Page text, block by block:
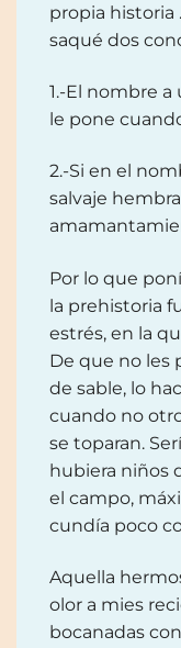
propia historia
saqué dos
1.-El nombre
le pone
2.-Si en el
salvaje
Por lo que
la prehistoria
estrés, en la
De que no les
de sable, lo
cuando no
se toparan.
hubiera niños
el campo,
cundía poco
Aquella
olor a mies
bocanadas